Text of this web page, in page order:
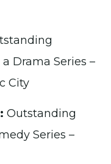
Drama Series –
City
Outstanding
Series –